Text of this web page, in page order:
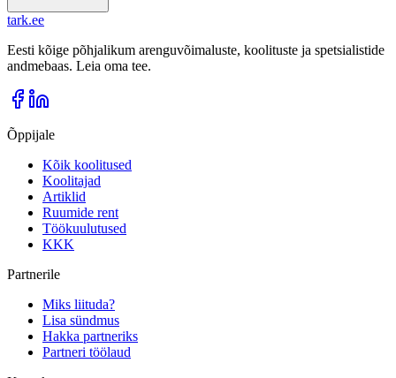
tark.ee
Eesti kõige põhjalikum arenguvõimaluste, koolituste ja spetsialistide
andmebaas. Leia oma tee.
Õppijale
Kõik koolitused
Koolitajad
Artiklid
Ruumide rent
Töökuulutused
KKK
Partnerile
Miks liituda?
Lisa sündmus
Hakka partneriks
Partneri töölaud